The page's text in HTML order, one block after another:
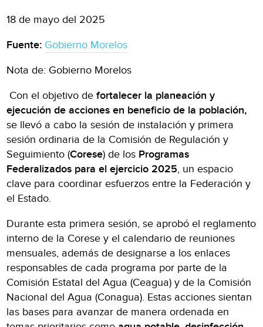
18 de mayo del 2025
Fuente: Gobierno Morelos
Nota de: Gobierno Morelos
Con el objetivo defortalecer la planeación y
ejecución de acciones en beneficio de la población,
se llevó a cabo la sesión de instalación y primera
sesión ordinaria de la Comisión de Regulación y
Seguimiento (Corese) de los Programas
Federalizados para el ejercicio 2025, un espacio
clave para coordinar esfuerzos entre la Federación y
el Estado.
Durante esta primera sesión, se aprobó el reglamento
interno de la Corese y el calendario de reuniones
mensuales, además de designarse a los enlaces
responsables de cada programa por parte de la
Comisión Estatal del Agua (Ceagua) y de la Comisión
Nacional del Agua (Conagua). Estas acciones sientan
las bases para avanzar de manera ordenada en